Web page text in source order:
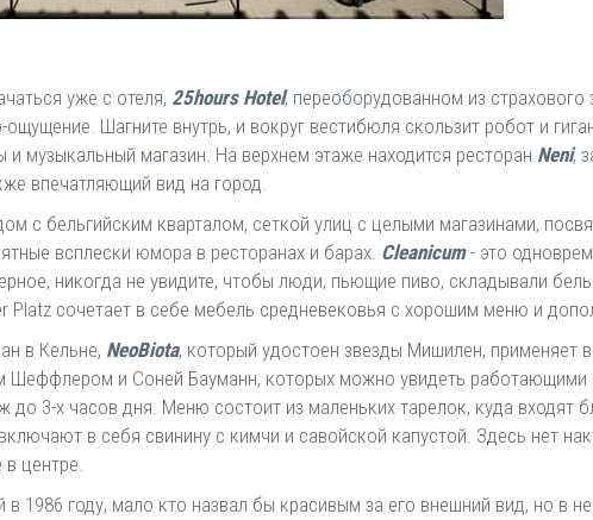
уже с отеля, 25hours Hotel, переоборудованном из
ощущение. Шагните внутрь, и вокруг вестибюля скользит робот и
музыкальный магазин. На верхнем этаже находится ресторан Neni,
впечатляющий вид на город.
с бельгийским кварталом, сеткой улиц с целыми магазинами,
всплески юмора в ресторанах и барах. Cleanicum- это
никогда не увидите, чтобы люди, пьющие пиво, складывали
Platz сочетает в себе мебель средневековья с хорошим меню и
в Кельне, NeoBiota, который удостоен звезды Мишилен, применяет
Шеффлером и Соней Бауманн, которых можно увидеть работающими
до 3-х часов дня. Меню состоит из маленьких тарелок, куда
в себя свинину с кимчи и савойской капустой. Здесь нет
центре.
в 1986 году, мало кто назвал бы красивым за его внешний вид, но в